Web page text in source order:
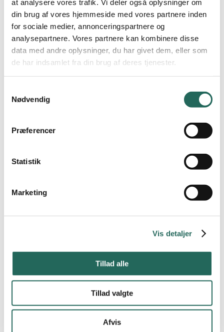
at analysere vores trafik. Vi deler også oplysninger om
din brug af vores hjemmeside med vores partnere inden
for sociale medier, annonceringspartnere og
analysepartnere. Vores partnere kan kombinere disse
data med andre oplysninger, du har givet dem, eller som
de har indsamlet fra din brug af deres tjenester.
Nødvendig
Præferencer
Statistik
Marketing
Vis detaljer
Tillad alle
Tillad valgte
Afvis
Stævnet afholdes i samarbejde med en lokal floorball klub, som
også sender undervisningsmaterialetil idrætslærerne.
Med forbehold for ændringer er formatet på stævnedagen:
Alle klasser inddeles i hold af 5-7 elever, opdelt i drenge og
Der spilles med 3 spillere på banen ad gangen og løbende
Pris:
Medlemmer af Dansk Skoleidræt: Gratis
Ikke-medlemmer af Dansk Skoleidræt: Gratis i skoleåret
ved spørgsmål.
Telefon: 31 41 02 42ulrik@floorball.dkansvarlig